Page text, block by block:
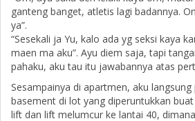
ganteng banget, atletis lagi badannya.
ya”.
“Sesekali ja Yu, kalo ada yg seksi kaya
maen ma aku”. Ayu diem saja, tapi
pahaku, aku tau itu jawabannya atas
Sesampainya di apartmen, aku
basement di lot yang diperuntukkan
lift dan lift melumcur ke lantai 40,